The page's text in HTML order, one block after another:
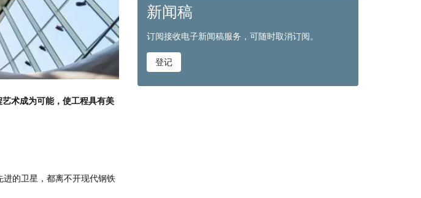
术成为可能，使工程具有美
的卫星，都离不开现代钢铁
新闻稿
订阅接收电子新闻稿服务，可随时取消订阅。
登记